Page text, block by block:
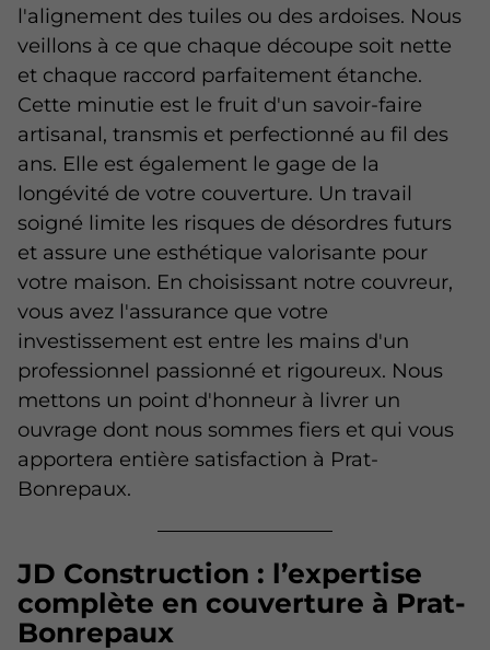
l'alignement des tuiles ou des ardoises. Nous
veillons à ce que chaque découpe soit nette
et chaque raccord parfaitement étanche.
Cette minutie est le fruit d'un savoir-faire
artisanal, transmis et perfectionné au fil des
ans. Elle est également le gage de la
longévité de votre couverture. Un travail
soigné limite les risques de désordres futurs
et assure une esthétique valorisante pour
votre maison. En choisissant notre couvreur,
vous avez l'assurance que votre
investissement est entre les mains d'un
professionnel passionné et rigoureux. Nous
mettons un point d'honneur à livrer un
ouvrage dont nous sommes fiers et qui vous
apportera entière satisfaction à Prat-
Bonrepaux.
JD Construction : l’expertise
complète en couverture à Prat-
Bonrepaux